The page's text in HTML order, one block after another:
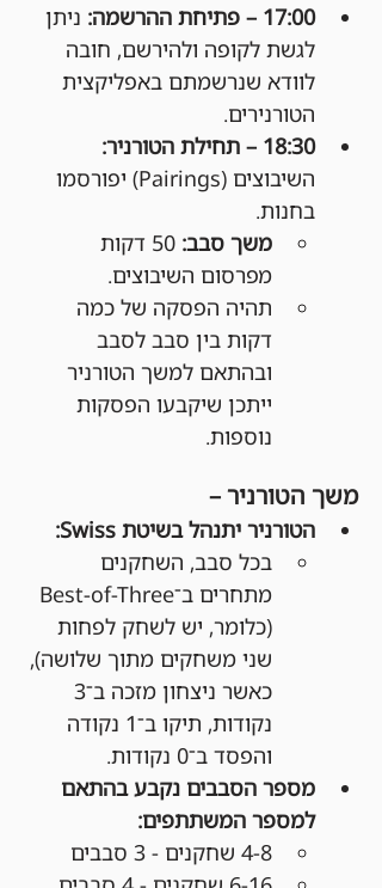
17:00 – פתיחת ההרשמה:
ניתן
לגשת לקופה ולהירשם, חובה
לוודא שנרשמתם באפליקצית
הטורנירים.
18:30 – תחילת הטורניר:
השיבוצים (Pairings) יפורסמו
בחנות.
משך סבב:
50 דקות
מפרסום השיבוצים.
תהיה הפסקה של כמה
דקות בין סבב לסבב
ובהתאם למשך הטורניר
ייתכן שיקבעו הפסקות
נוספות.
משך הטורניר –
הטורניר יתנהל בשיטת Swiss:
בכל סבב, השחקנים
(כלומר, יש לשחק לפחות
שני משחקים מתוך שלושה),
נקודות, תיקו ב־1 נקודה
והפסד ב־0 נקודות.
מספר הסבבים נקבע בהתאם
למספר המשתתפים:
4-8 שחקנים - 3 סבבים